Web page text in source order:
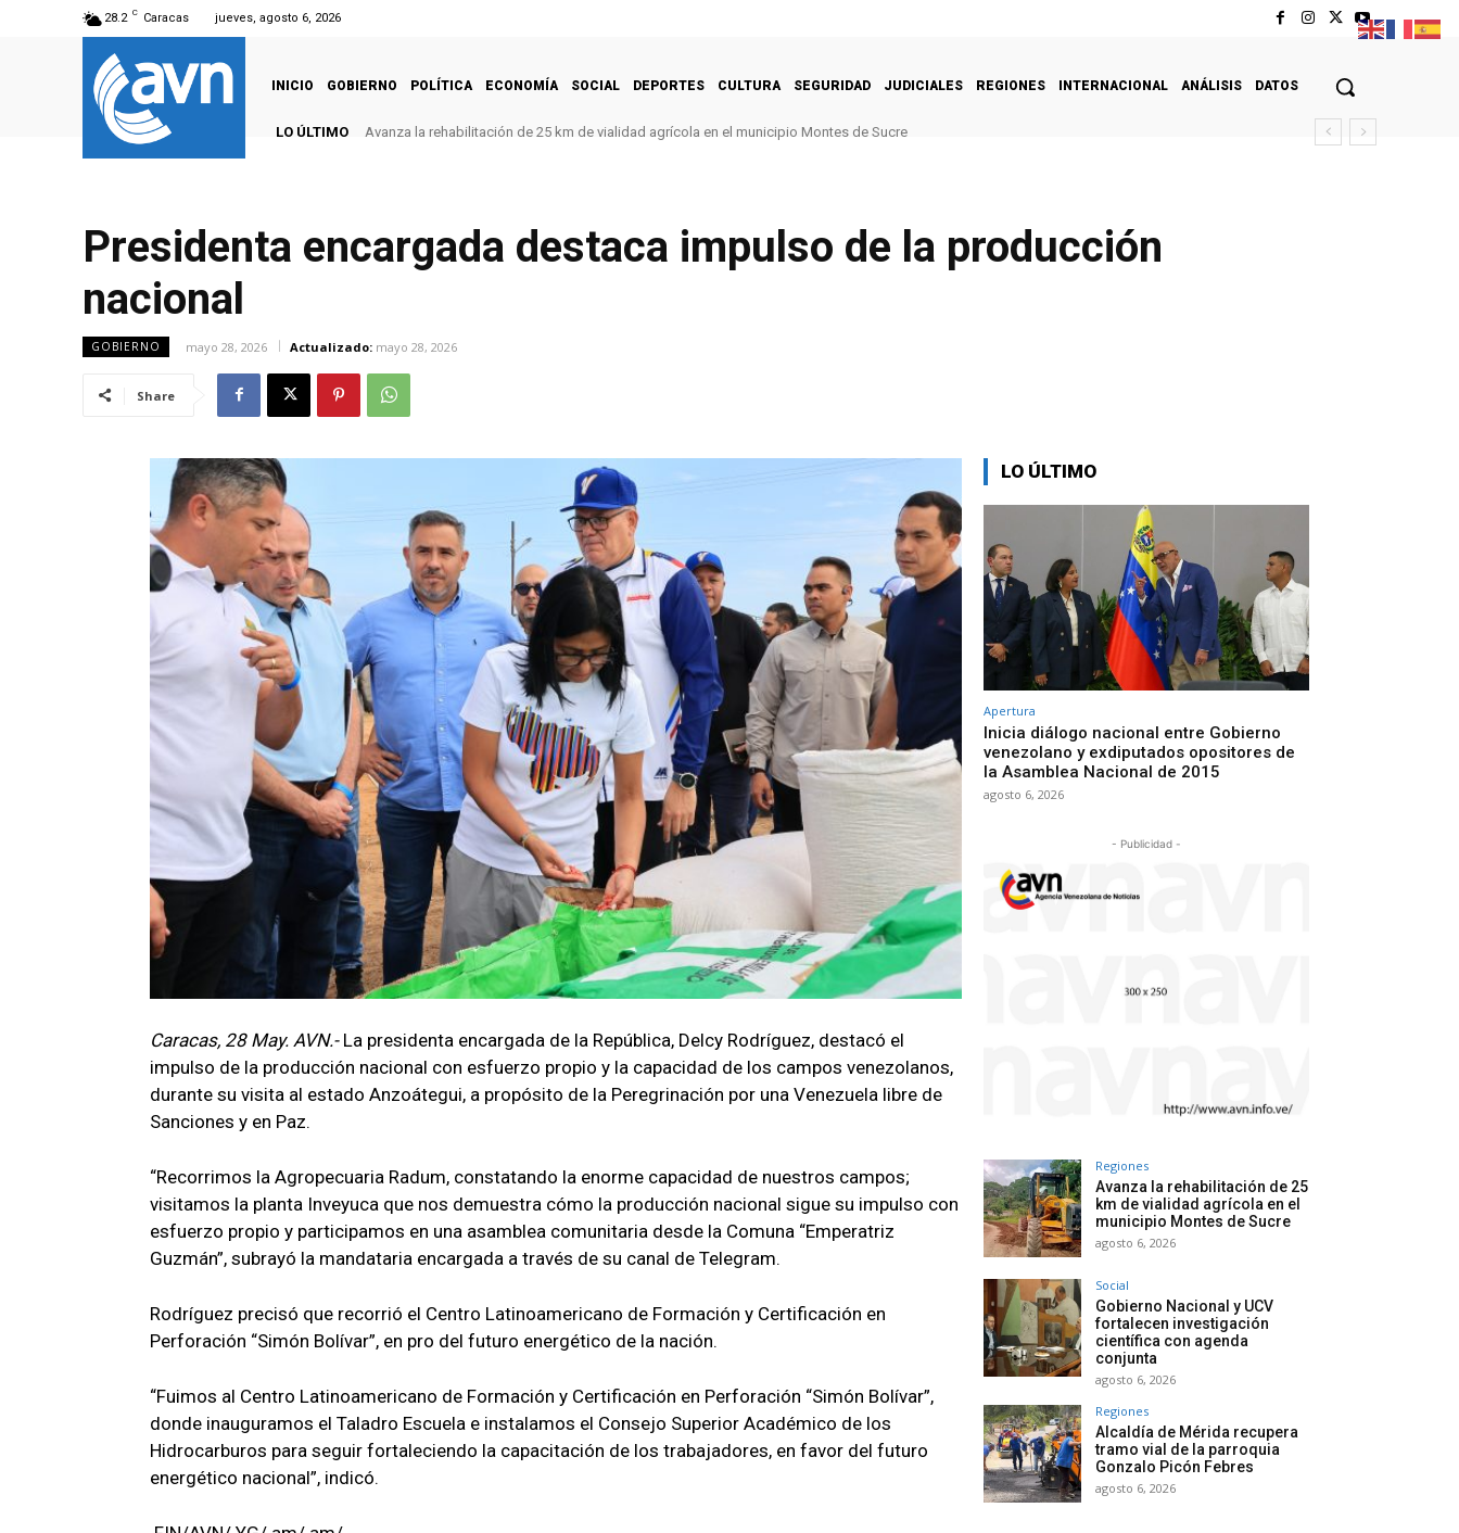
28.2 C Caracas jueves, agosto 6, 2026
INICIO GOBIERNO POLÍTICA ECONOMÍA SOCIAL DEPORTES CULTURA SEGURIDAD JUDICIALES REGIONES INTERNACIONAL ANÁLISIS DATOS
LO ÚLTIMO Avanza la rehabilitación de 25 km de vialidad agrícola en el municipio Montes de Sucre
Presidenta encargada destaca impulso de la producción
nacional
GOBIERNO mayo 28, 2026 Actualizado: mayo 28, 2026
Share
Caracas, 28 May. AVN.- La presidenta encargada de la República, Delcy Rodríguez, destacó el
impulso de la producción nacional con esfuerzo propio y la capacidad de los campos venezolanos,
durante su visita al estado Anzoátegui, a propósito de la Peregrinación por una Venezuela libre de
Sanciones y en Paz.
“Recorrimos la Agropecuaria Radum, constatando la enorme capacidad de nuestros campos;
visitamos la planta Inveyuca que nos demuestra cómo la producción nacional sigue su impulso con
esfuerzo propio y participamos en una asamblea comunitaria desde la Comuna “Emperatriz
Guzmán”, subrayó la mandataria encargada a través de su canal de Telegram.
Rodríguez precisó que recorrió el Centro Latinoamericano de Formación y Certificación en
Perforación “Simón Bolívar”, en pro del futuro energético de la nación.
“Fuimos al Centro Latinoamericano de Formación y Certificación en Perforación “Simón Bolívar”,
donde inauguramos el Taladro Escuela e instalamos el Consejo Superior Académico de los
Hidrocarburos para seguir fortaleciendo la capacitación de los trabajadores, en favor del futuro
energético nacional”, indicó.
LO ÚLTIMO
Apertura
Inicia diálogo nacional entre Gobierno
venezolano y exdiputados opositores de
la Asamblea Nacional de 2015
agosto 6, 2026
- Publicidad -
Regiones
Avanza la rehabilitación de 25
km de vialidad agrícola en el
municipio Montes de Sucre
agosto 6, 2026
Social
Gobierno Nacional y UCV
fortalecen investigación
científica con agenda
conjunta
agosto 6, 2026
Regiones
Alcaldía de Mérida recupera
tramo vial de la parroquia
Gonzalo Picón Febres
agosto 6, 2026